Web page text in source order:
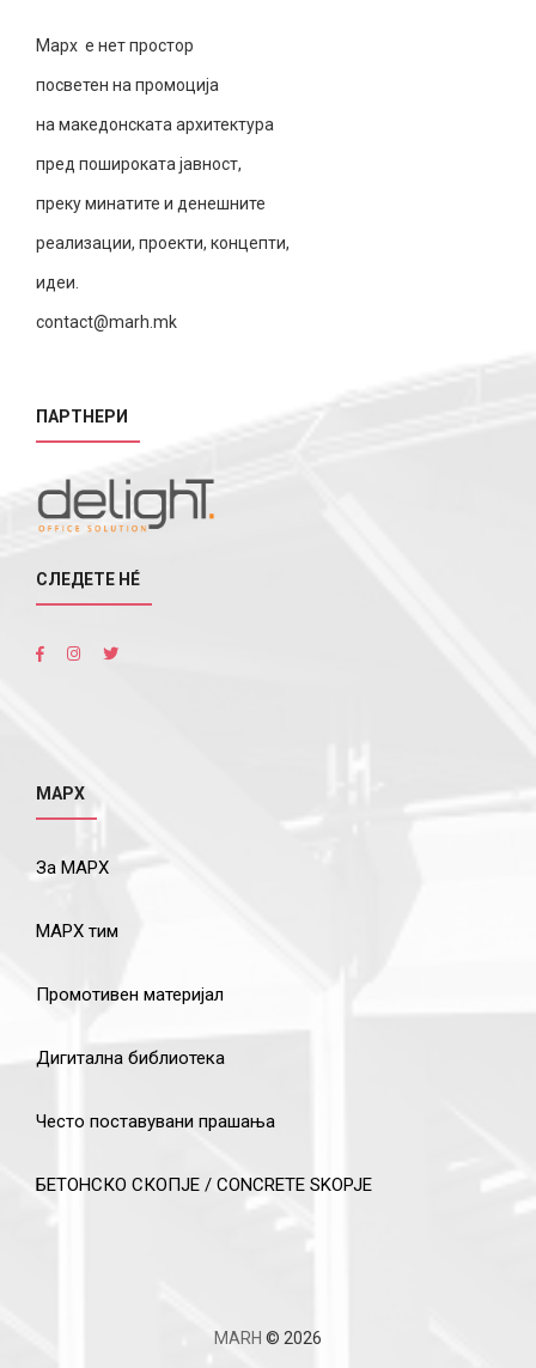
Марх е нет простор
посветен на промоција
на македонската архитектура
пред пошироката јавност,
преку минатите и денешните
реализации, проекти, концепти,
идеи.
contact@marh.mk
ПАРТНЕРИ
СЛЕДЕТЕ НÉ
МАРХ
За МАРХ
МАРХ тим
Промотивен материјал
Дигитална библиотека
Често поставувани прашања
БЕТОНСКО СКОПЈЕ / CONCRETE SKOPJE
MARH © 2026